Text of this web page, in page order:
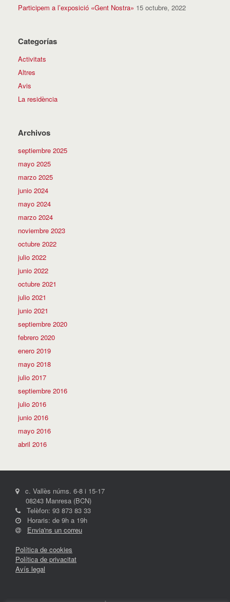
Participem a l’exposició «Gent Nostra» 15 octubre, 2022
Categorías
Activitats
Altres
Avis
La residència
Archivos
septiembre 2025
mayo 2025
marzo 2025
junio 2024
mayo 2024
marzo 2024
noviembre 2023
octubre 2022
julio 2022
junio 2022
octubre 2021
julio 2021
junio 2021
septiembre 2020
febrero 2020
enero 2019
mayo 2018
julio 2017
septiembre 2016
julio 2016
junio 2016
mayo 2016
abril 2016
c. Vallès núms. 6-8 i 15-17
08243 Manresa (BCN)
Telèfon: 93 873 83 33
Horaris: de 9h a 19h
Envia'ns un correu
Política de cookies
Política de privacitat
Avís legal